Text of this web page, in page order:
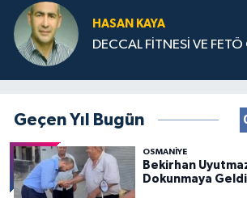
HASAN KAYA
DECCAL FİTNESİ VE FETÖ
Geçen Yıl Bugün
OSMANIYE
Bekirhan
Dokunmaya